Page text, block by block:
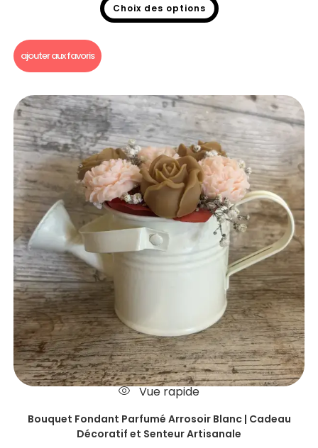
Choix des options
ajouter aux favoris
Vue rapide
Bouquet Fondant Parfumé Arrosoir Blanc | Cadeau
Décoratif et Senteur Artisanale